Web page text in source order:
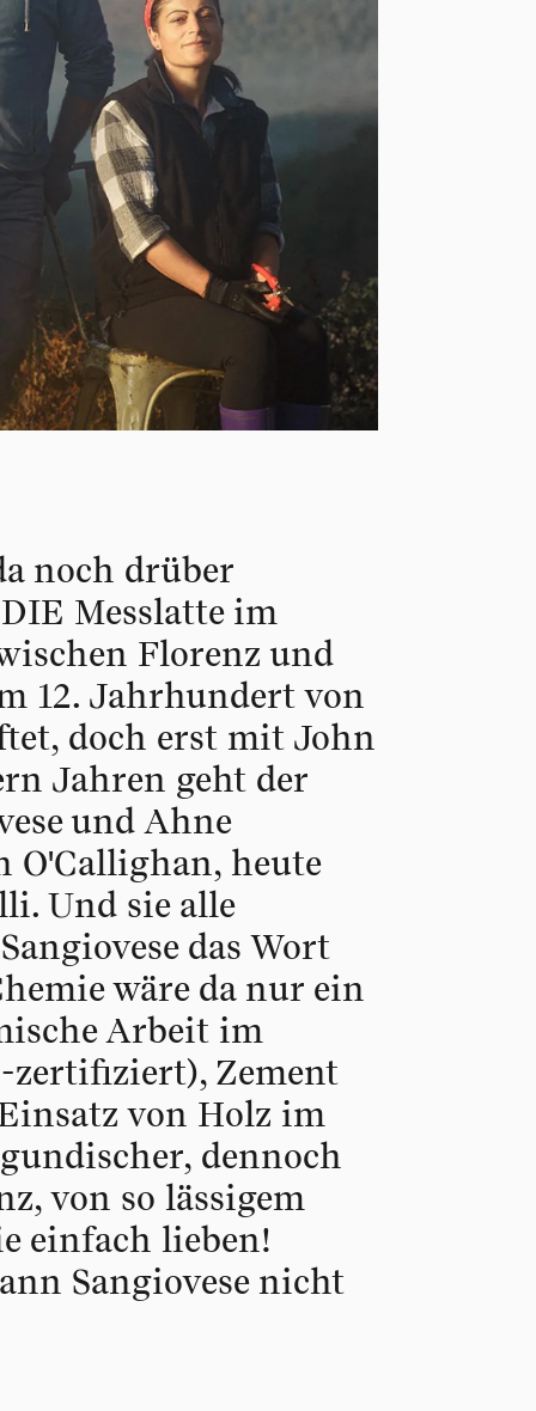
noch drüber
Messlatte im
Florenz und
12. Jahrhundert von
doch erst mit John
Jahren geht der
und Ahne
O'Callighan, heute
Und sie alle
das Wort
wäre da nur ein
Arbeit im
zertifiziert), Zement
von Holz im
dennoch
von so lässigem
einfach lieben!
Sangiovese nicht